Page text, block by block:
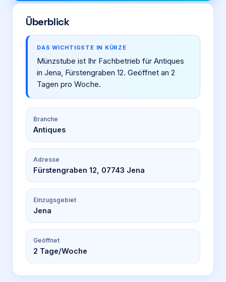
Überblick
DAS WICHTIGSTE IN KÜRZE
Münzstube ist Ihr Fachbetrieb für Antiques
in Jena, Fürstengraben 12. Geöffnet an 2
Tagen pro Woche.
Branche
Antiques
Adresse
Fürstengraben 12, 07743 Jena
Einzugsgebiet
Jena
Geöffnet
2 Tage/Woche